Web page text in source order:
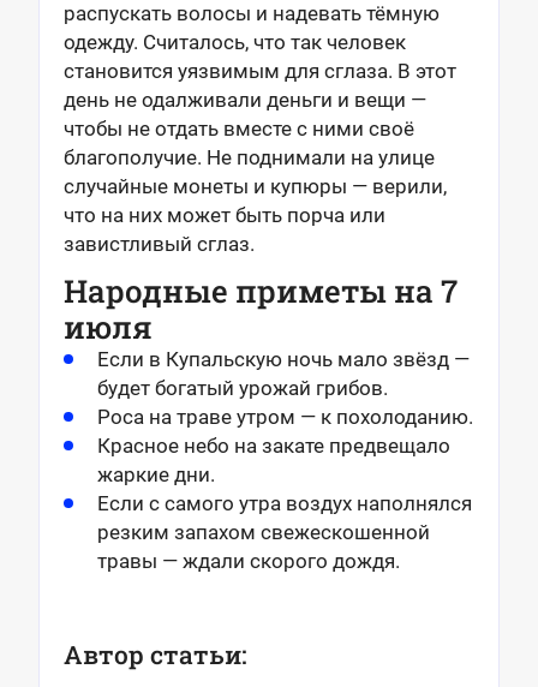
распускать волосы и надевать тёмную
одежду. Считалось, что так человек
становится уязвимым для сглаза. В этот
день не одалживали деньги и вещи —
чтобы не отдать вместе с ними своё
благополучие. Не поднимали на улице
случайные монеты и купюры — верили,
что на них может быть порча или
завистливый сглаз.
Народные приметы на 7
июля
Если в Купальскую ночь мало звёзд —
будет богатый урожай грибов.
Роса на траве утром — к похолоданию.
Красное небо на закате предвещало
жаркие дни.
Если с самого утра воздух наполнялся
резким запахом свежескошенной
травы — ждали скорого дождя.
Автор статьи: